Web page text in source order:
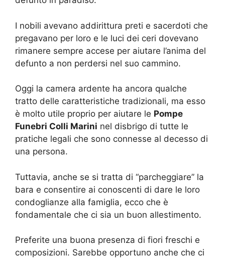
I nobili avevano addirittura preti e sacerdoti che
pregavano per loro e le luci dei ceri dovevano
rimanere sempre accese per aiutare l’anima del
defunto a non perdersi nel suo cammino.
Oggi la camera ardente ha ancora qualche
tratto delle caratteristiche tradizionali, ma esso
è molto utile proprio per aiutare le Pompe
Funebri Colli Marini nel disbrigo di tutte le
pratiche legali che sono connesse al decesso di
una persona.
Tuttavia, anche se si tratta di “parcheggiare” la
bara e consentire ai conoscenti di dare le loro
condoglianze alla famiglia, ecco che è
fondamentale che ci sia un buon allestimento.
Preferite una buona presenza di fiori freschi e
composizioni. Sarebbe opportuno anche che ci